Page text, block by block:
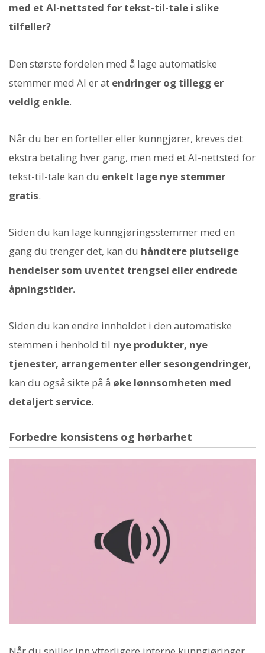
med et AI-nettsted for tekst-til-tale i slike
tilfeller?
Den største fordelen med å lage automatiske
stemmer med AI er at endringer og tillegg er
veldig enkle.
Når du ber en forteller eller kunngjører, kreves det
ekstra betaling hver gang, men med et AI-nettsted for
tekst-til-tale kan du enkelt lage nye stemmer
gratis.
Siden du kan lage kunngjøringsstemmer med en
gang du trenger det, kan du håndtere plutselige
hendelser som uventet trengsel eller endrede
åpningstider.
Siden du kan endre innholdet i den automatiske
stemmen i henhold til nye produkter, nye
tjenester, arrangementer eller sesongendringer,
kan du også sikte på å øke lønnsomheten med
detaljert service.
Forbedre konsistens og hørbarhet